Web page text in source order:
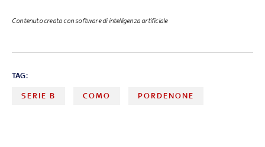
Contenuto creato con software di intelligenza artificiale
TAG:
SERIE B COMO PORDENONE